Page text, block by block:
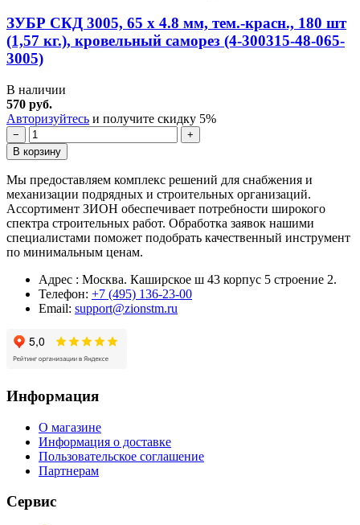
ЗУБР СКД 3005, 65 х 4.8 мм, тем.-красн., 180 шт
(1,57 кг.), кровельный саморез (4-300315-48-065-
3005)
В наличии
570 руб.
Авторизуйтесь и получите скидку 5%
−
+
В корзину
Мы предоставляем комплекс решений для снабжения и
механизации подрядных и строительных организаций.
Ассортимент ЗИОН обеспечивает потребности широкого
спектра строительных работ. Обработка заявок нашими
специалистами поможет подобрать качественный инструмент
по минимальным ценам.
Адрес : Москва. Каширское ш 43 корпус 5 строение 2.
Телефон: +7 (495) 136-23-00
Email: support@zionstm.ru
Информация
О магазине
Информация о доставке
Пользовательское соглашение
Партнерам
Сервис